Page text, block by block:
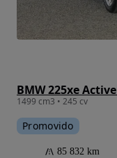
BMW 225xe
1499 cm3 • 245 cv
Promovido
85 832 km